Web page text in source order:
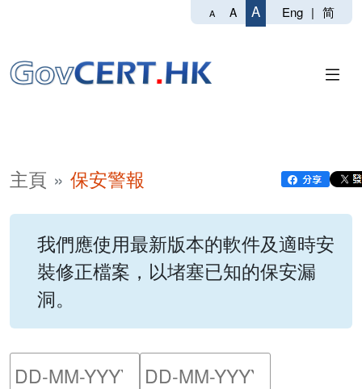
A A A Eng | 简
主頁 保安警報
我們應使用最新版本的軟件及適時安
裝修正檔案，以堵塞已知的保安漏
洞。
請輸入搜尋日期範圍的開